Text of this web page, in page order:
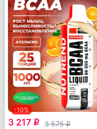
-10%
3 217 q 3 575q